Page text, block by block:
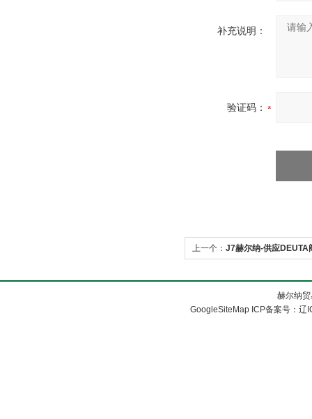
补充说明：
验证码：
上一个： J7赫尔纳-供应DEUTA
赫尔纳
GoogleSiteMap ICP备案号：辽